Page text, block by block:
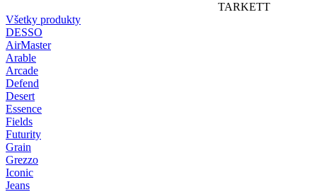
TARKETT
Všetky produkty
DESSO
AirMaster
Arable
Arcade
Defend
Desert
Essence
Fields
Futurity
Grain
Grezzo
Iconic
Jeans